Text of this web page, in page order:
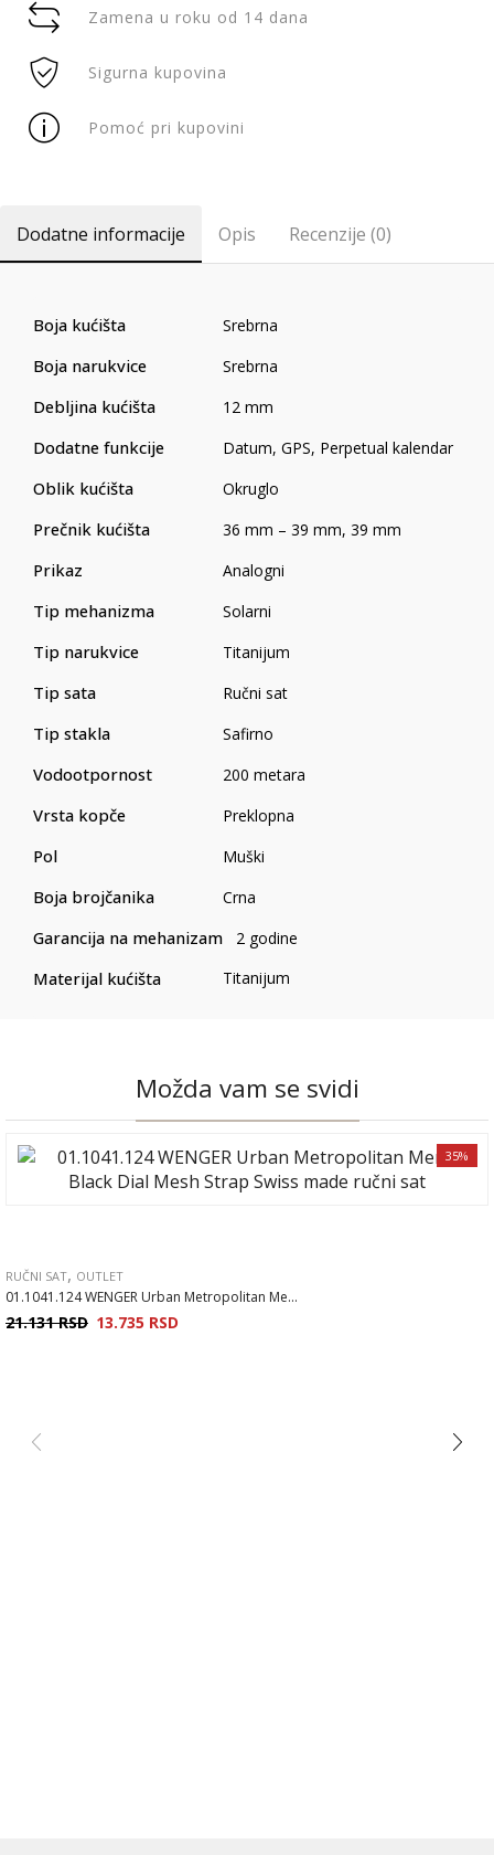
Zamena u roku od 14 dana
Sigurna kupovina
Pomoć pri kupovini
Dodatne informacije Opis Recenzije (0)
Boja kućišta Srebrna
Boja narukvice Srebrna
Debljina kućišta 12 mm
Dodatne funkcije Datum, GPS, Perpetual kalendar
Oblik kućišta Okruglo
Prečnik kućišta 36 mm – 39 mm, 39 mm
Prikaz Analogni
Tip mehanizma Solarni
Tip narukvice Titanijum
Tip sata Ručni sat
Tip stakla Safirno
Vodootpornost 200 metara
Vrsta kopče Preklopna
Pol Muški
Boja brojčanika Crna
Garancija na mehanizam 2 godine
Materijal kućišta Titanijum
Možda vam se svidi
35%
RUČNI SAT, OUTLET
01.1041.124 WENGER Urban Metropolitan Me...
21.131RSD 13.735 RSD